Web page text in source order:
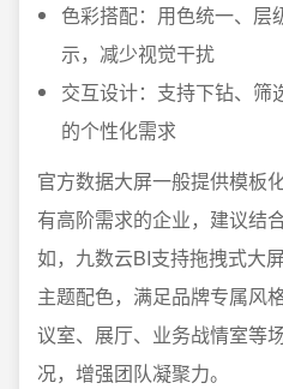
色彩搭配：用色统一、层
示，减少视觉干扰
交互设计：支持下钻、筛
的个性化需求
官方数据大屏一般提供模板
有高阶需求的企业，建议结
如，九数云BI支持拖拽式大
主题配色，满足品牌专属风
议室、展厅、业务战情室等
况，增强团队凝聚力。